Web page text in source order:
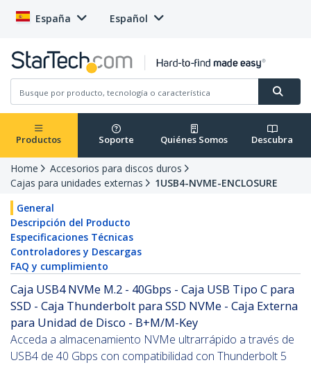
España Español
Productos Soporte Quiénes Somos Descubra
Home
Accesorios para discos duros
Cajas para unidades externas
1USB4-NVME-ENCLOSURE
General
Descripción del Producto
Especificaciones Técnicas
Controladores y Descargas
FAQ y cumplimiento
Caja USB4 NVMe M.2 - 40Gbps - Caja USB Tipo C para
SSD - Caja Thunderbolt para SSD NVMe - Caja Externa
para Unidad de Disco - B+M/M-Key
Acceda a almacenamiento NVMe ultrarrápido a través de
USB4 de 40 Gbps con compatibilidad con Thunderbolt 5